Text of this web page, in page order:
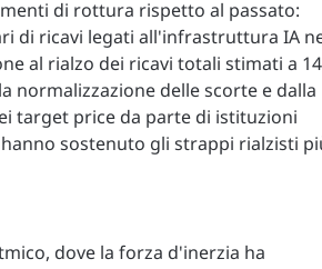
di rottura rispetto al passato:
di ricavi legati all'infrastruttura IA
al rialzo dei ricavi totali stimati a
normalizzazione delle scorte e dalla
target price da parte di istituzioni
sostenuto gli strappi rialzisti
dove la forza d'inerzia ha